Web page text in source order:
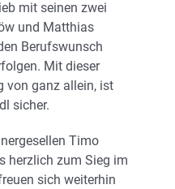
mit seinen zwei
und Matthias
Berufswunsch
Mit dieser
von ganz allein, ist
sicher.
Timo
herzlich zum Sieg im
sich weiterhin